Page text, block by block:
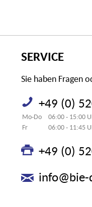
SERVICE
Sie haben Fragen
+49 (0)
Mo-Do
06:00 - 15:00
Fr
06:00 - 11:45
+49 (0)